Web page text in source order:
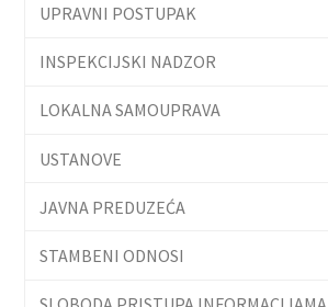
UPRAVNI POSTUPAK
INSPEKCIJSKI NADZOR
LOKALNA SAMOUPRAVA
USTANOVE
JAVNA PREDUZEĆA
STAMBENI ODNOSI